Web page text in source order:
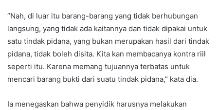
“Nah, di luar itu barang-barang yang tidak berhubungan
langsung, yang tidak ada kaitannya dan tidak dipakai untuk
satu tindak pidana, yang bukan merupakan hasil dari tindak
pidana, tidak boleh disita. Kita kan membacanya kontra riil
seperti itu. Karena memang tujuannya terbatas untuk
mencari barang bukti dari suatu tindak pidana,” kata dia.
Ia menegaskan bahwa penyidik harusnya melakukan